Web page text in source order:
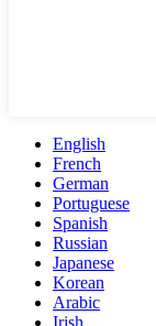
English
French
German
Portuguese
Spanish
Russian
Japanese
Korean
Arabic